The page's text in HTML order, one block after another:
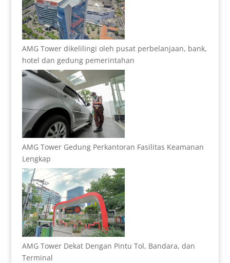
AMG Tower dikelilingi oleh pusat perbelanjaan, bank,
hotel dan gedung pemerintahan
AMG Tower Gedung Perkantoran Fasilitas Keamanan
Lengkap
AMG Tower Dekat Dengan Pintu Tol, Bandara, dan
Terminal